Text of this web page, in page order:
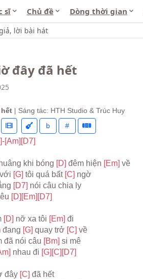
sĩ Chủ đề Dòng thời gian
đây đã hết
| Sáng tác: HTH Studio & Trúc Huy
b
#
-[Am] [D7]
khi bóng [D] đêm hiện [Em] về
[G] tôi quá bất [C] ngờ
[D7] nói câu chia ly
[D] [Em] [D7]
[D] nỡ xa tôi [Em] đi
đang [G] quay trở [C] về
đã nói câu [Bm] si mê
nhau đi [G] [C] [D7]
đây [C] đã hết